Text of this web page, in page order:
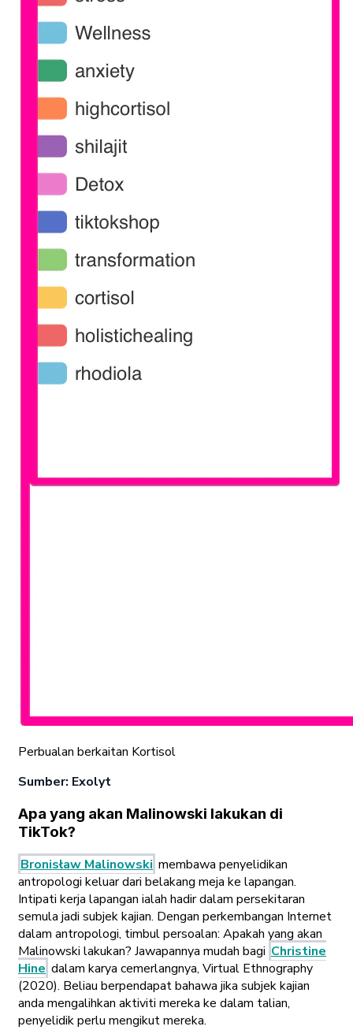
Perbualan berkaitan Kortisol
Sumber: Exolyt
Apa yang akan Malinowski lakukan di
TikTok?
Bronisław Malinowski membawa penyelidikan
antropologi keluar dari belakang meja ke lapangan.
Intipati kerja lapangan ialah hadir dalam persekitaran
semula jadi subjek kajian. Dengan perkembangan Internet
dalam antropologi, timbul persoalan: Apakah yang akan
Malinowski lakukan? Jawapannya mudah bagi Christine
Hine dalam karya cemerlangnya, Virtual Ethnography
(2020). Beliau berpendapat bahawa jika subjek kajian
anda mengalihkan aktiviti mereka ke dalam talian,
penyelidik perlu mengikut mereka.